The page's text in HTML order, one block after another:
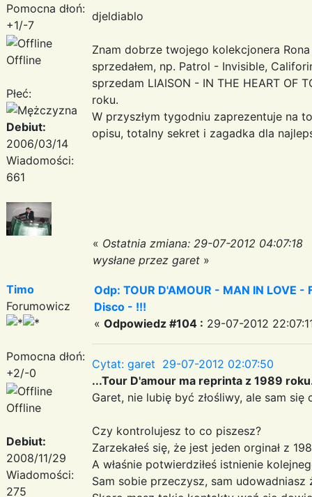
Pomocna dłoń:
+1/-7
Offline
Płeć:
Debiut:
2006/03/14
Wiadomości:
661
djeldiablo
Znam dobrze twojego kolekcjonera
sprzedałem, np. Patrol - Invisible,
sprzedam LIAISON - IN THE HEART OF
roku.
W przyszłym tygodniu zaprezentuje na
opisu, totalny sekret i zagadka dla
« Ostatnia zmiana: 29-07-2012 04:07:18
wysłane przez garet »
Timo
Forumowicz
Pomocna dłoń:
+2/-0
Offline
Debiut:
2008/11/29
Wiadomości:
275
Odp: TOUR D'AMOUR - MAN IN LOVE
Disco - !!!
« Odpowiedz #104 : 29-07-2012
Cytat: garet 29-07-2012 02:07:50
...Tour D'amour ma reprinta z 1989
Garet, nie lubię być złośliwy, ale sam się
Czy kontrolujesz to co piszesz?
Zarzekałeś się, że jest jeden orginał z
A właśnie potwierdziłeś istnienie
Sam sobie przeczysz, sam udowadniasz